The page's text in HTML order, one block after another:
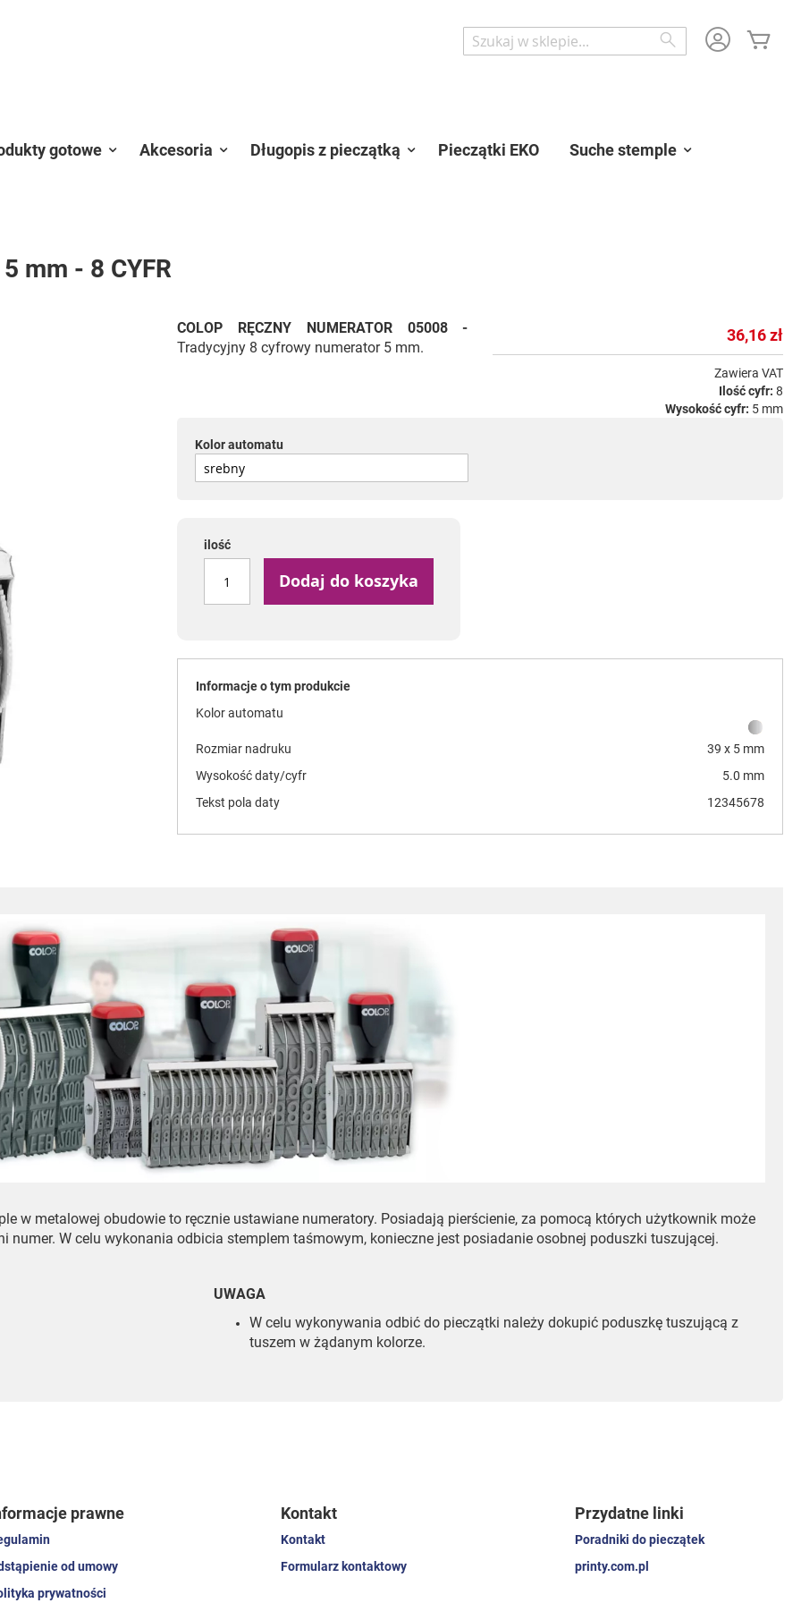
Wyszukaj
gotowe Akcesoria Długopis z pieczątką Pieczątki EKO
Suche stemple
mm - 8 CYFR
36,16 zł
Zawiera VAT
Ilość cyfr: 8
Wysokość cyfr: 5 mm
COLOP RĘCZNY NUMERATOR 05008 -
Tradycyjny 8 cyfrowy numerator 5 mm.
Kolor automatu
ilość
Dodaj do koszyka
Informacje o tym produkcie
Kolor automatu
Rozmiar nadruku
39 x 5 mm
Wysokość daty/cyfr
5.0 mm
Tekst pola daty
12345678
w metalowej obudowie to ręcznie ustawiane numeratory. Posiadają pierścienie, za pomocą których użytkownik może
numer. W celu wykonania odbicia stemplem taśmowym, konieczne jest posiadanie osobnej poduszki tuszującej.
UWAGA
W celu wykonywania odbić do pieczątki należy dokupić poduszkę tuszującą z
tuszem w żądanym kolorze.
prawne
od umowy
prywatności
Kontakt
Kontakt
Formularz kontaktowy
Przydatne linki
Poradniki do pieczątek
printy.com.pl